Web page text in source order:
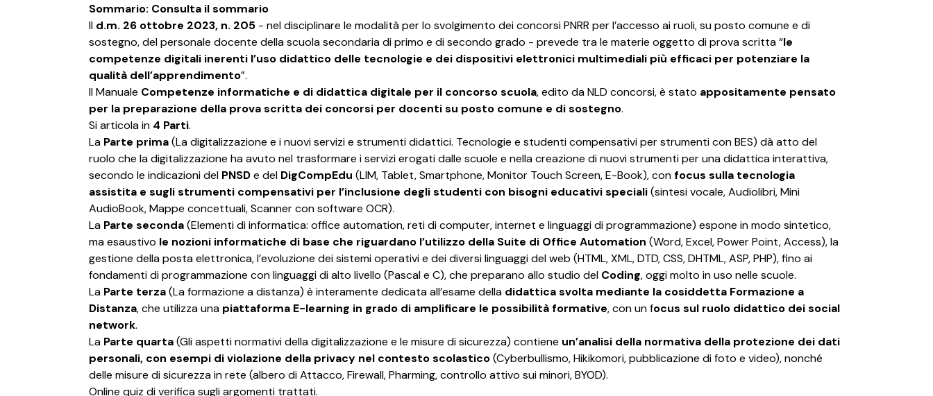
Sommario: Consulta il sommario
Il d.m. 26 ottobre 2023, n. 205 - nel disciplinare le modalità per lo svolgimento dei concorsi PNRR per l’accesso ai ruoli, su posto comune e di
sostegno, del personale docente della scuola secondaria di primo e di secondo grado - prevede tra le materie oggetto di prova scritta “le
competenze digitali inerenti l’uso didattico delle tecnologie e dei dispositivi elettronici multimediali più efficaci per potenziare la
qualità dell’apprendimento”.
Il Manuale Competenze informatiche e di didattica digitale per il concorso scuola, edito da NLD concorsi, è stato appositamente pensato
per la preparazione della prova scritta dei concorsi per docenti su posto comune e di sostegno.
Si articola in 4 Parti.
La Parte prima(La digitalizzazione e i nuovi servizi e strumenti didattici. Tecnologie e studenti compensativi per strumenti con BES) dà atto del
ruolo che la digitalizzazione ha avuto nel trasformare i servizi erogati dalle scuole e nella creazione di nuovi strumenti per una didattica interattiva,
secondo le indicazioni del PNSDe del DigCompEdu (LIM, Tablet, Smartphone, Monitor Touch Screen, E-Book), confocus sulla tecnologia
assistita e sugli strumenti compensativi per l’inclusione degli studenti con bisogni educativi speciali(sintesi vocale, Audiolibri, Mini
AudioBook, Mappe concettuali, Scanner con software OCR).
La Parte seconda(Elementi di informatica: office automation, reti di computer, internet e linguaggi di programmazione) espone in modo sintetico,
ma esaustivo le nozioni informatiche di base che riguardano l’utilizzo della Suite di Office Automation (Word, Excel, Power Point, Access), la
gestione della posta elettronica, l’evoluzione dei sistemi operativi e dei diversi linguaggi del web (HTML, XML, DTD, CSS, DHTML, ASP, PHP), fino ai
fondamenti di programmazione con linguaggi di alto livello (Pascal e C), che preparano allo studio del Coding, oggi molto in uso nelle scuole.
La Parte terza(La formazione a distanza) è interamente dedicata all’esame della didattica svolta mediante la cosiddetta Formazione a
Distanza, che utilizza una piattaforma E-learning in grado di amplificare le possibilità formative, con un focus sul ruolo didattico dei social
network.
La Parte quarta(Gli aspetti normativi della digitalizzazione e le misure di sicurezza) contiene un’analisi della normativa della protezione dei dati
personali, con esempi di violazione della privacy nel contesto scolastico(Cyberbullismo, Hikikomori, pubblicazione di foto e video), nonché
delle misure di sicurezza in rete (albero di Attacco, Firewall, Pharming, controllo attivo sui minori, BYOD).
Online quiz di verifica sugli argomenti trattati.